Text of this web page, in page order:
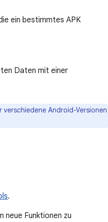
ein bestimmtes APK
Daten mit einer
verschiedene Android-Versionen
.
Funktionen zu